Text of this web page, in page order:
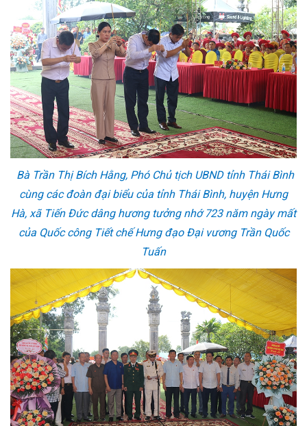
Bà Trần Thị Bích Hằng, Phó Chủ tịch UBND tỉnh Thái Bình
cùng các đoàn đại biểu của tỉnh Thái Bình, huyện Hưng
Hà, xã Tiến Đức dâng hương tưởng nhớ 723 năm ngày mất
của Quốc công Tiết chế Hưng đạo Đại vương Trần Quốc
Tuấn